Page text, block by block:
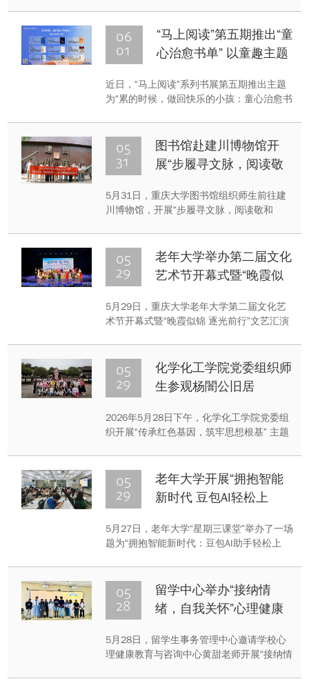
06
01
“马上阅读”第五期推出“童
心治愈书单” 以童趣主题
近日，“马上阅读”系列书展第五期推出主题
为“累的时候，做回快乐的小孩：童心治愈书
温情的图书，旨在引导成年读者在阅读过程
中重温纯真、轻松的内心状态。
05
31
图书馆赴建川博物馆开
展“步履寻文脉，阅读敬
5月31日，重庆大学图书馆组织师生前往建
川博物馆，开展“步履寻文脉，阅读敬和
月，坚守和平初心。
05
29
老年大学举办第二届文化
艺术节开幕式暨“晚霞似
5月29日，重庆大学老年大学第二届文化艺
术节开幕式暨“晚霞似锦 逐光前行”文艺汇演
关领导出席开幕式，与现场400余名老同志
一起，共同见证老年大学的教学成果。
05
29
化学化工学院党委组织师
生参观杨闇公旧居
2026年5月28日下午，化学化工学院党委组
织开展“传承红色基因，筑牢思想根基” 主题
05
29
老年大学开展“拥抱智能
新时代 豆包AI轻松上
5月27日，老年大学“星期三课堂”举办了一场
题为“拥抱智能新时代：豆包AI助手轻松上
离体验智能科技的魅力。
05
28
留学中心举办“接纳情
绪，自我关怀”心理健康
5月28日，留学生事务管理中心邀请学校心
理健康教育与咨询中心黄甜老师开展“接纳情